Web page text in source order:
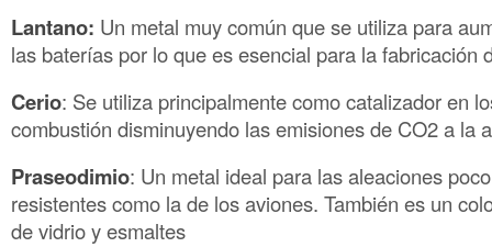
Lantano: Un metal muy común que se utiliza para
las baterías por lo que es esencial para la fabricación
Cerio: Se utiliza principalmente como catalizador en
combustión disminuyendo las emisiones de CO2 a la
Praseodimio: Un metal ideal para las aleaciones
resistentes como la de los aviones. También es un
de vidrio y esmaltes